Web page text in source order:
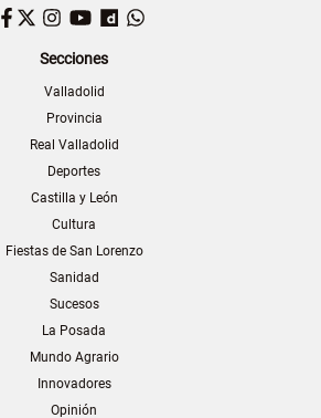
Facebook
TwitterInstagram
YouTubeDailymotion
Secciones
Valladolid
Provincia
Real Valladolid
Deportes
Castilla y León
Cultura
Fiestas de San Lorenzo
Sanidad
Sucesos
La Posada
Mundo Agrario
Innovadores
Opinión